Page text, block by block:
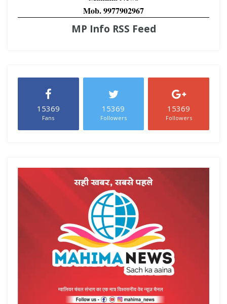
Mob. 9977902967
MP Info RSS Feed
15369
Fans
15369
Followers
15369
Followers